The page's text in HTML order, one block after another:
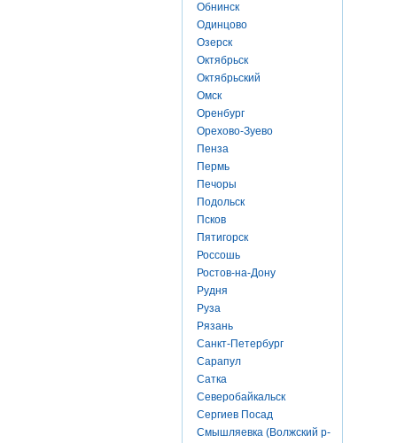
Обнинск
Одинцово
Озерск
Октябрьск
Октябрьский
Омск
Оренбург
Орехово-Зуево
Пенза
Пермь
Печоры
Подольск
Псков
Пятигорск
Россошь
Ростов-на-Дону
Рудня
Руза
Рязань
Санкт-Петербург
Сарапул
Сатка
Северобайкальск
Сергиев Посад
Смышляевка (Волжский р-